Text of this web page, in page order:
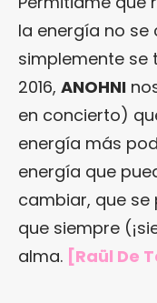
la energía no se
simplemente se
2016, ANOHNI
en concierto)
energía más
energía que
cambiar, que
que siempre
alma. [Raül De